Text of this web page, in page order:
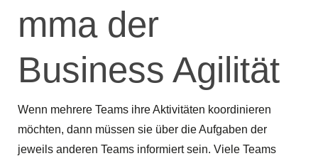
mma der
Business Agilität
Wenn mehrere Teams ihre Aktivitäten koordinieren
möchten, dann müssen sie über die Aufgaben der
jeweils anderen Teams informiert sein. Viele Teams